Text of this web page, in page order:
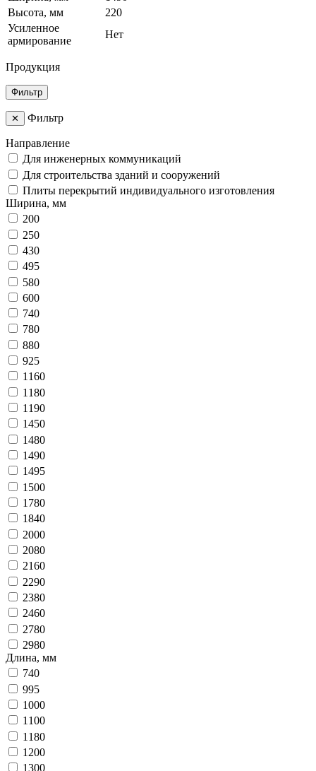
Высота, мм
220
Усиленное
армирование
Нет
Продукция
Фильтр
✕ Фильтр
Направление
Для инженерных коммуникаций
Для строительства зданий и сооружений
Плиты перекрытий индивидуального изготовления
Ширина, мм
200
250
430
495
580
600
740
780
880
925
1160
1180
1190
1450
1480
1490
1495
1500
1780
1840
2000
2080
2160
2290
2380
2460
2780
2980
Длина, мм
740
995
1000
1100
1180
1200
1300